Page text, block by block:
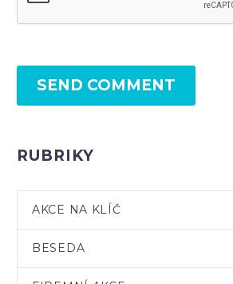
SEND COMMENT
RUBRIKY
AKCE NA KLÍČ
BESEDA